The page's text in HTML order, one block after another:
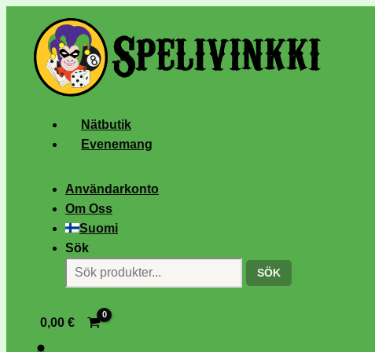
Nätbutik
Evenemang
Användarkonto
Om Oss
Suomi
Sök
SÖK
0,00€